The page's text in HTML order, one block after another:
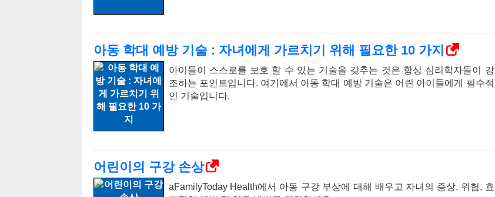
아동 학대 예방 기술 : 자녀에게 가르치기 위해 필요한 10 가지
아이들이 스스로를 보호 할 수 있는 기술을 갖추는 것은 항상 심리학자들이 강
조하는 포인트입니다. 여기에서 아동 학대 예방 기술은 어린 아이들에게 필수적
인 기술입니다.
어린이의 구강 손상
aFamilyToday Health에서 아동 구강 부상에 대해 배우고 자녀의 증상, 위험, 효